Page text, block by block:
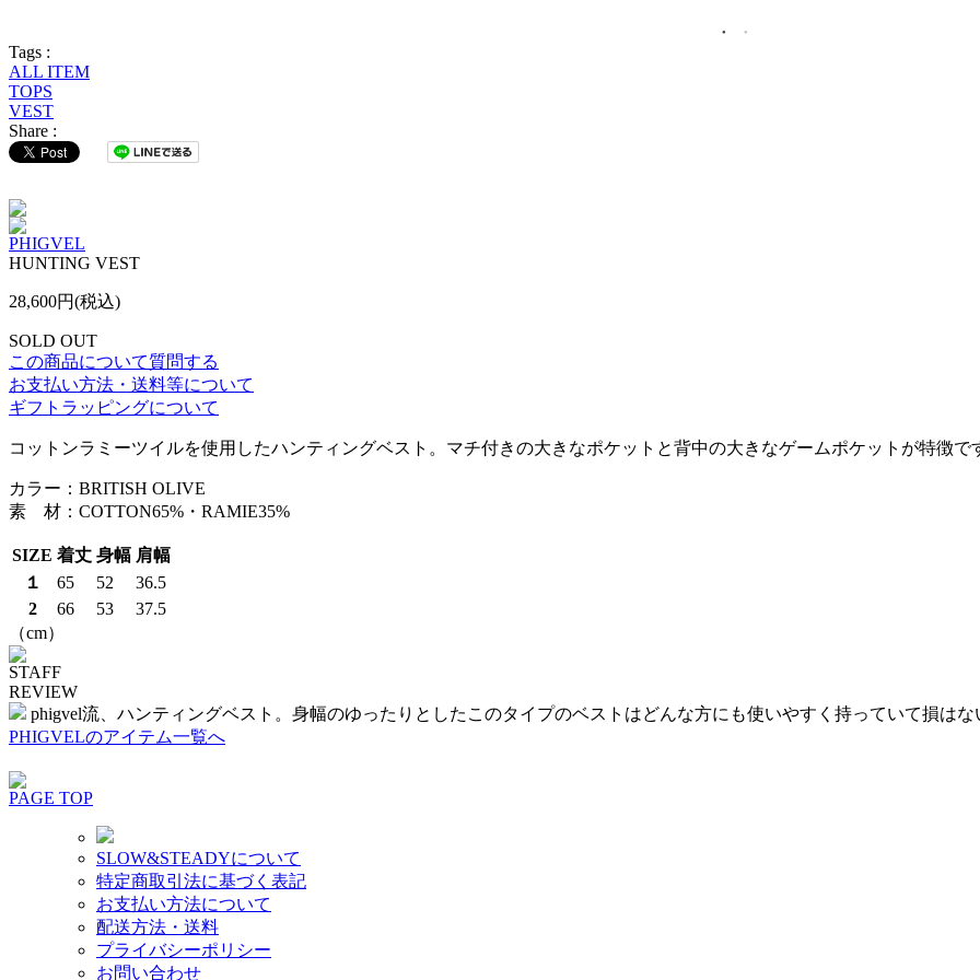
Tags :
ALL ITEM
TOPS
VEST
Share :
PHIGVEL
HUNTING VEST
28,600円(税込)
SOLD OUT
この商品について質問する
お支払い方法・送料等について
ギフトラッピングについて
コットンラミーツイルを使用したハンティングベスト。マチ付きの大きなポケットと背中の大きなゲームポケットが特徴で
カラー：BRITISH OLIVE
素 材：COTTON65%・RAMIE35%
SIZE 着丈 身幅 肩幅
１
65 52
36.5
2
66 53
37.5
（cm）
STAFF
REVIEW
phigvel流、ハンティングベスト。身幅のゆったりとしたこのタイプのベストはどんな方にも使いやすく持っていて損はな
PHIGVELのアイテム一覧へ
PAGE TOP
SLOW&STEADYについて
特定商取引法に基づく表記
お支払い方法について
配送方法・送料
プライバシーポリシー
お問い合わせ